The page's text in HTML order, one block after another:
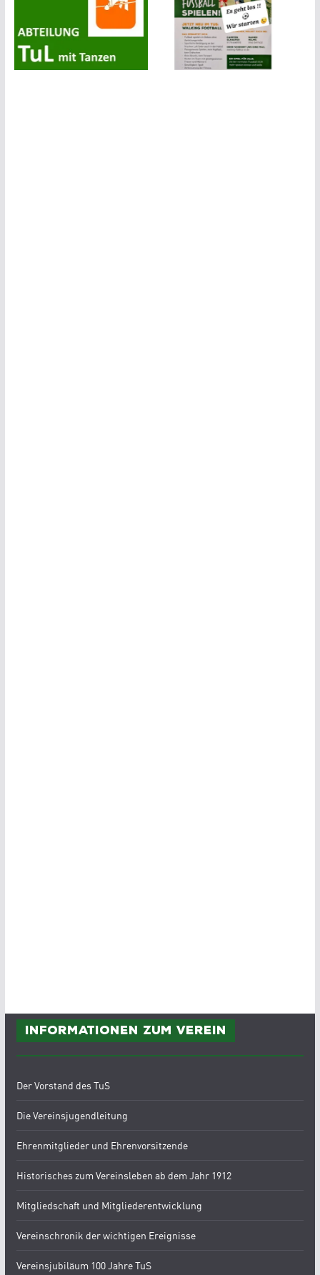
Informationen zum Verein
Der Vorstand des TuS
Die Vereinsjugendleitung
Ehrenmitglieder und Ehrenvorsitzende
Historisches zum Vereinsleben ab dem Jahr 1912
Mitgliedschaft und Mitgliederentwicklung
Vereinschronik der wichtigen Ereignisse
Vereinsjubiläum 100 Jahre TuS